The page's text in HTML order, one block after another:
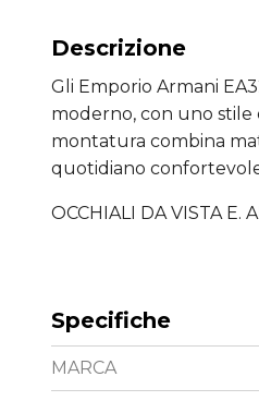
Descrizione
Gli Emporio Armani
moderno, con uno stile
montatura combina
quotidiano
OCCHIALI DA VISTA E.
Specifiche
MARCA